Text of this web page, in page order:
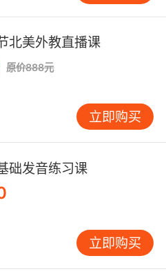
北美外教直播课
原价888元
立即购买
础发音练习课
立即购买